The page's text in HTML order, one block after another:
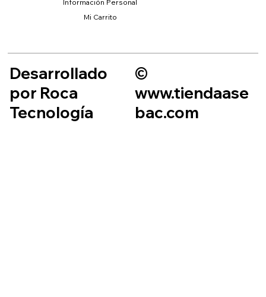
Información Personal
Mi Carrito
Desarrollado
por Roca
Tecnología
©
www.tiendaase
bac.com